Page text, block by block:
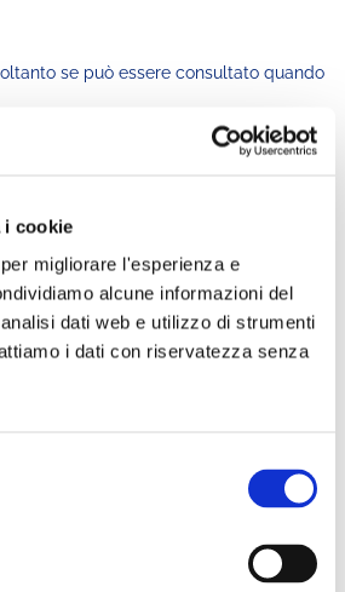
cookie
migliorare l'esperienza e
alcune informazioni del
dati web e utilizzo di strumenti
i dati con riservatezza senza
se può essere consultato quando
è normale dimenticare alcuni dettagli
nel:
nello zaino
copia nella drop bagdestinata alla